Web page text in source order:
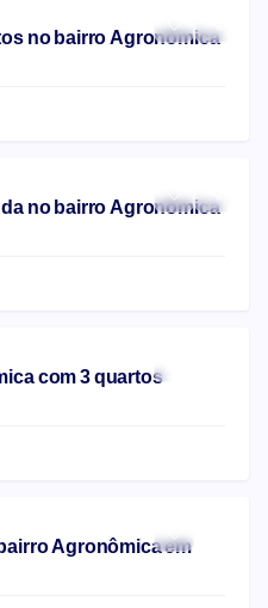
no bairro Agronômica
no bairro Agronômica
com 3 quartos
Agronômica em